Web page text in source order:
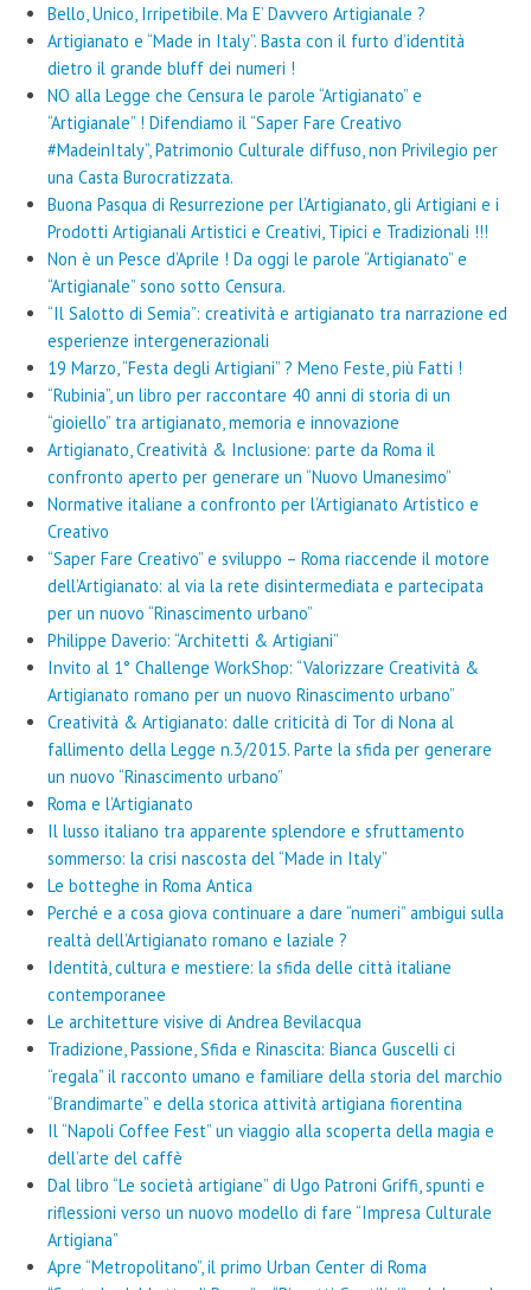
Bello, Unico, Irripetibile. Ma E’ Davvero Artigianale ?
Artigianato e “Made in Italy”. Basta con il furto d’identità
dietro il grande bluff dei numeri !
NO alla Legge che Censura le parole “Artigianato” e
“Artigianale” ! Difendiamo il “Saper Fare Creativo
#MadeinItaly”, Patrimonio Culturale diffuso, non Privilegio per
una Casta Burocratizzata.
Buona Pasqua di Resurrezione per l’Artigianato, gli Artigiani e i
Prodotti Artigianali Artistici e Creativi, Tipici e Tradizionali !!!
Non è un Pesce d’Aprile ! Da oggi le parole “Artigianato” e
“Artigianale” sono sotto Censura.
“Il Salotto di Semia”: creatività e artigianato tra narrazione ed
esperienze intergenerazionali
19 Marzo, “Festa degli Artigiani” ? Meno Feste, più Fatti !
“Rubinia”, un libro per raccontare 40 anni di storia di un
“gioiello” tra artigianato, memoria e innovazione
Artigianato, Creatività & Inclusione: parte da Roma il
confronto aperto per generare un “Nuovo Umanesimo”
Normative italiane a confronto per l’Artigianato Artistico e
Creativo
“Saper Fare Creativo” e sviluppo – Roma riaccende il motore
dell’Artigianato: al via la rete disintermediata e partecipata
per un nuovo “Rinascimento urbano”
Philippe Daverio: “Architetti & Artigiani”
Invito al 1° Challenge WorkShop: “Valorizzare Creatività &
Artigianato romano per un nuovo Rinascimento urbano”
Creatività & Artigianato: dalle criticità di Tor di Nona al
fallimento della Legge n.3/2015. Parte la sfida per generare
un nuovo “Rinascimento urbano”
Roma e l’Artigianato
Il lusso italiano tra apparente splendore e sfruttamento
sommerso: la crisi nascosta del “Made in Italy”
Le botteghe in Roma Antica
Perché e a cosa giova continuare a dare “numeri” ambigui sulla
realtà dell’Artigianato romano e laziale ?
Identità, cultura e mestiere: la sfida delle città italiane
contemporanee
Le architetture visive di Andrea Bevilacqua
Tradizione, Passione, Sfida e Rinascita: Bianca Guscelli ci
“regala” il racconto umano e familiare della storia del marchio
“Brandimarte” e della storica attività artigiana fiorentina
Il “Napoli Coffee Fest” un viaggio alla scoperta della magia e
dell’arte del caffè
Dal libro “Le società artigiane” di Ugo Patroni Griffi, spunti e
riflessioni verso un nuovo modello di fare “Impresa Culturale
Artigiana”
Apre “Metropolitano”, il primo Urban Center di Roma